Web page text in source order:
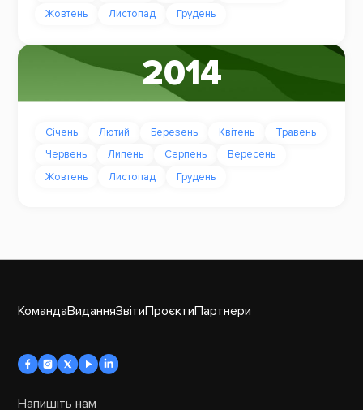
Жовтень
Листопад Грудень
2014
Січень Лютий Березень Квітень
Травень
Червень
Липень Серпень
Вересень
Жовтень
Листопад Грудень
КомандаВиданняЗвітиПроєктиПартнери
Напишіть нам